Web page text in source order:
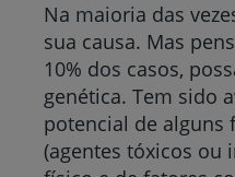
Na maioria das
sua causa. Mas
10% dos casos,
genética. Tem sido
potencial de alguns
(agentes tóxicos ou